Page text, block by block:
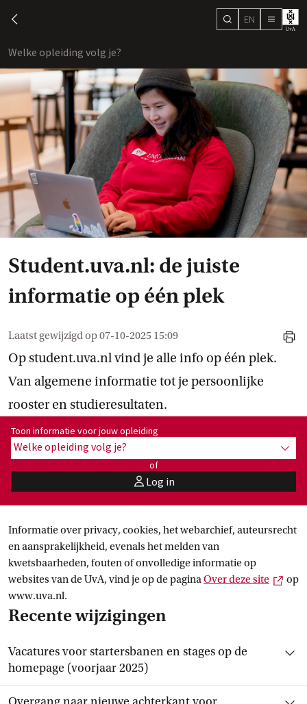
chevron-left search
EN menu
Welke opleiding volg je?
Student.uva.nl: de juiste
informatie op één plek
Laatst gewijzigd op07-10-2025 15:09
print
Op student.uva.nl vind je alle info op één plek.
Van algemene informatie tot je persoonlijke
rooster en studieresultaten.
Toon informatie voor opleiding:
Toon informatie voor jouw opleiding
Welke opleiding volg je? toon
of
userLog in
Informatie over privacy, cookies, het webarchief, auteursrecht
en aansprakelijkheid, evenals het melden van
kwetsbaarheden, fouten of onvolledige informatie op
websites van de UvA, vind je op de paginaOver deze site
op
www.uva.nl.
Recente wijzigingen
Vacatures voor startersbanen en stages op de
homepage (voorjaar 2025)
Open en sluit item
Open en sluit item